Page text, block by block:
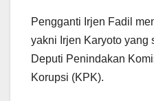
Pengganti Irjen Fadil
yakni Irjen Karyoto yang
Deputi Penindakan
Korupsi (KPK).